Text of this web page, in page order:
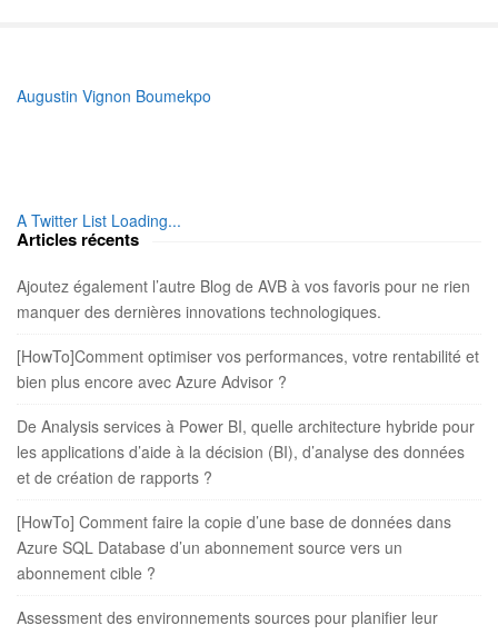
S
i
d
e
b
a
r
Augustin Vignon Boumekpo
A Twitter List Loading...
Articles récents
Ajoutez également l’autre Blog de AVB à vos favoris pour ne rien
manquer des dernières innovations technologiques.
[HowTo]Comment optimiser vos performances, votre rentabilité et
bien plus encore avec Azure Advisor ?
De Analysis services à Power BI, quelle architecture hybride pour
les applications d’aide à la décision (BI), d’analyse des données
et de création de rapports ?
[HowTo] Comment faire la copie d’une base de données dans
Azure SQL Database d’un abonnement source vers un
abonnement cible ?
Assessment des environnements sources pour planifier leur